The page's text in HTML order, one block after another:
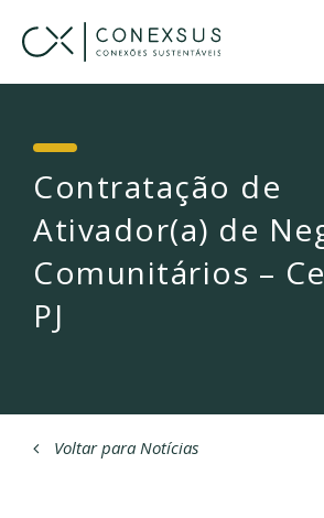
Contratação de
Ativador(a) de
Comunitários –
PJ
Voltar para Notícias